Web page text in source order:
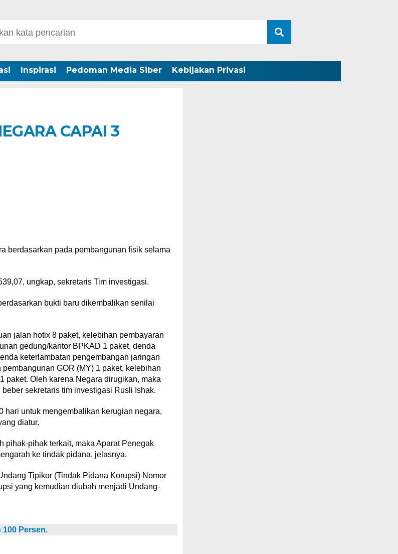
Inspirasi Pedoman Media Siber Kebijakan Privasi
CAPAI 3
berdasarkan pada pembangunan fisik selama
ungkap, sekretaris Tim investigasi.
bukti baru dikembalikan senilai
jalan hotix 8 paket, kelebihan pembayaran
gedung/kantor BPKAD 1 paket, denda
keterlambatan pengembangan jaringan
GOR (MY) 1 paket, kelebihan
paket. Oleh karena Negara dirugikan, maka
sekretaris tim investigasi Rusli Ishak.
hari untuk mengembalikan kerugian negara,
diatur.
pihak-pihak terkait, maka Aparat Penegak
ke tindak pidana, jelasnya.
Tipikor (Tindak Pidana Korupsi) Nomor
yang kemudian diubah menjadi Undang-
100 Persen.